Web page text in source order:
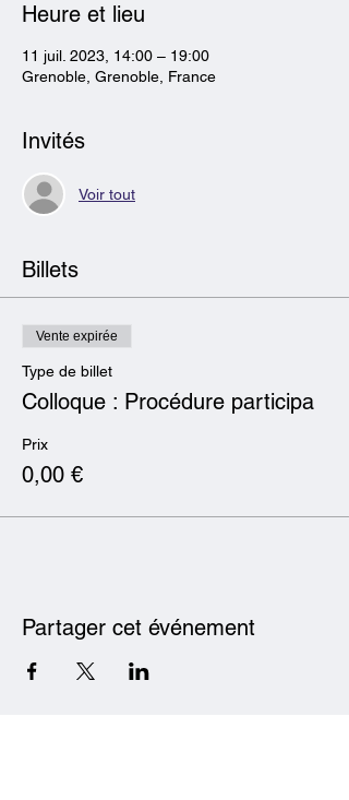
Heure et lieu
11 juil. 2023, 14:00 – 19:00
Grenoble, Grenoble, France
Invités
Voir tout
Billets
Vente expirée
Type de billet
Colloque : Procédure participa
Prix
0,00 €
Partager cet événement